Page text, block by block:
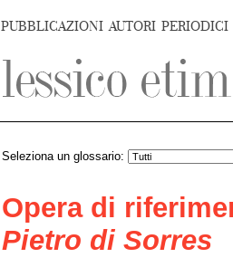
PUBBLICAZIONI AUTORI PERIODICI
Seleziona un glossario:
Opera di
Pietro di Sorres